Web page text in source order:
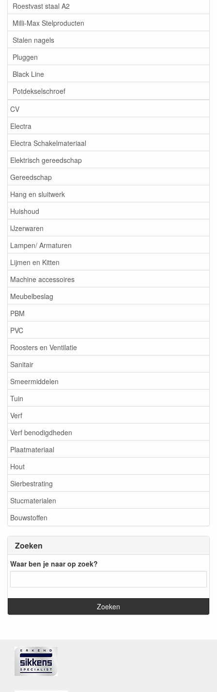
Roestvast staal A2
Milli-Max Stelproducten
Stalen nagels
Pluggen
Black Line
Potdekselschroef
CV
Electra
Electra Schakelmateriaal
Elektrisch gereedschap
Gereedschap
Hang en sluitwerk
Huishoud
IJzerwaren
Lampen/ Armaturen
Lijmen en Kitten
Machine accessoires
Meubelbeslag
PBM
PVC
Roosters en Ventilatie
Sanitair
Smeermiddelen
Tuin
Verf
Verf benodigdheden
Plaatmateriaal
Hout
Sierbestrating
Stucmaterialen
Bouwstoffen
Zoeken
Waar ben je naar op zoek?